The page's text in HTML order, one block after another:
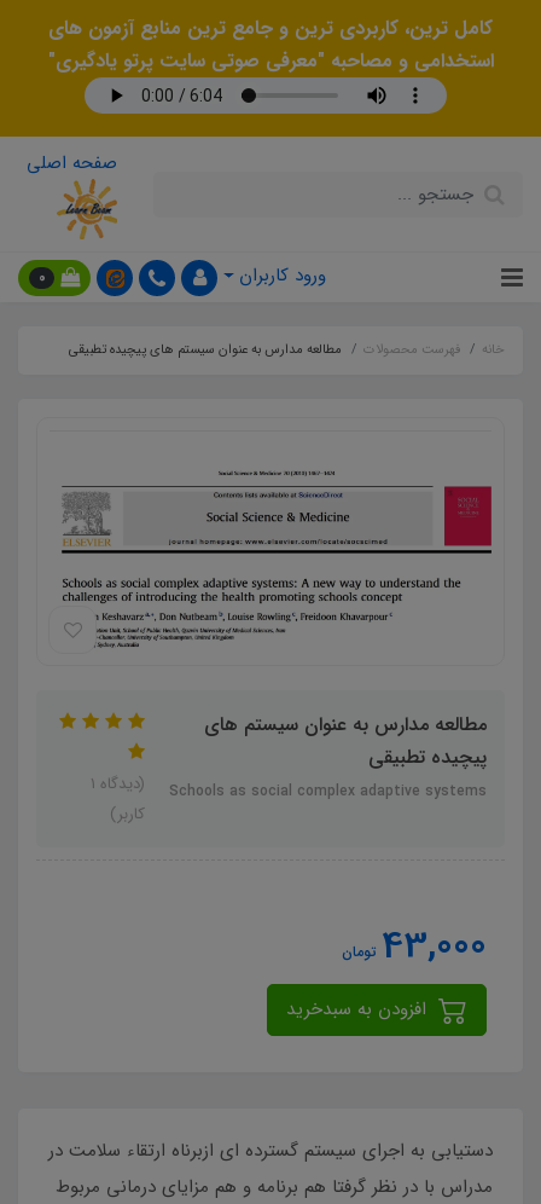
کامل ترین، کاربردی ترین و جامع ترین منابع آزمون های
استخدامی و مصاحبه "معرفی صوتی سایت پرتو یادگیری"
صفحه اصلی
ورود کاربران 0
خانه فهرست محصولات مطالعه مدارس به عنوان سیستم های پیچیده تطبیقی
مطالعه مدارس به عنوان سیستم های
پیچیده تطبیقی
Schools as social complex adaptive systems
(دیدگاه 1
کاربر)
43,000 تومان
دستیابی به اجرای سیستم گسترده ای ازبرناه ارتقاء سلامت در
مدراس با در نظر گرفتا هم برنامه و هم مزایای درمانی مربوط